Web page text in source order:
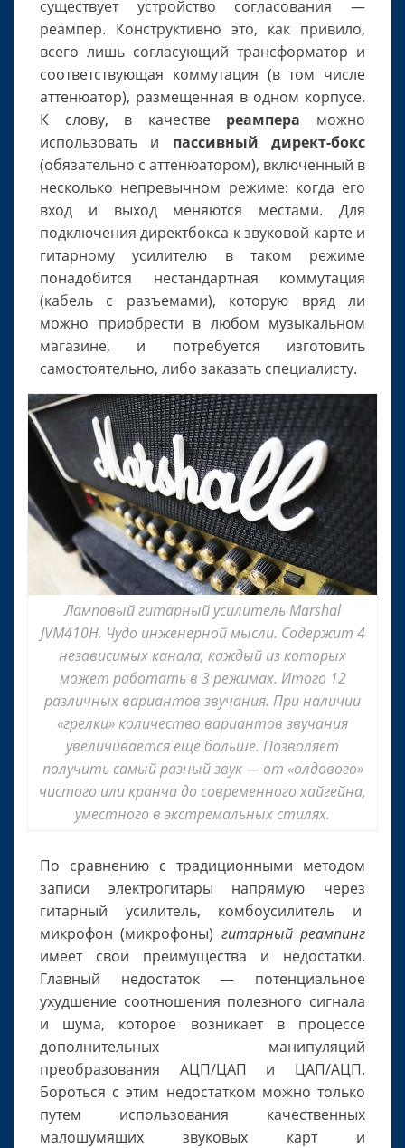
существует устройство согласования —
реампер. Конструктивно это, как привило,
всего лишь согласующий трансформатор и
соответствующая коммутация (в том числе
аттенюатор), размещенная в одном корпусе.
К слову, в качестве реампера можно
использовать и пассивный директ-бокс
(обязательно с аттенюатором), включенный в
несколько непревычном режиме: когда его
вход и выход меняются местами. Для
подключения директбокса к звуковой карте и
гитарному усилителю в таком режиме
понадобится нестандартная коммутация
(кабель с разъемами), которую вряд ли
можно приобрести в любом музыкальном
магазине, и потребуется изготовить
самостоятельно, либо заказать специалисту.
Ламповый гитарный усилитель Marshal
JVM410H. Чудо инженерной мысли. Содержит 4
независимых канала, каждый из которых
может работать в 3 режимах. Итого 12
различных вариантов звучания. При наличии
«грелки» количество вариантов звучания
увеличивается еще больше. Позволяет
получить самый разный звук — от «олдового»
чистого или кранча до современного хайгейна,
уместного в экстремальных стилях.
По сравнению с традиционными методом
записи электрогитары напрямую через
гитарный усилитель, комбоусилитель и
микрофон (микрофоны) гитарный реампинг
имеет свои преимущества и недостатки.
Главный недостаток — потенциальное
ухудшение соотношения полезного сигнала
и шума, которое возникает в процессе
дополнительных манипуляций
преобразования АЦП/ЦАП и ЦАП/АЦП.
Бороться с этим недостатком можно только
путем использования качественных
малошумящих звуковых карт и